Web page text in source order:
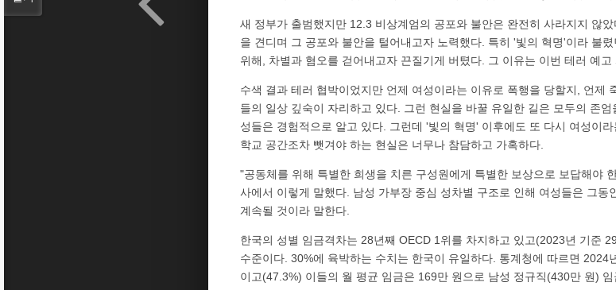
새 정부가 출범했지만 12.3 비상계엄의 공포와 불안은 완전히 사라지지 않
을 견디며 그 공포와 불안을 털어내고자 노력했다. 특히 '빛의 혁명'이라 불
위해, 차별과 혐오를 걷어내고자 끈질기게 버텼다. 그 이유는 이번 테러 예고
수색 결과 테러 협박이었지만 언제 여성이라는 이유로 폭행을 당할지, 언제
들의 일상 깊숙이 자리하고 있다. 그런 현실을 바꿀 유일한 길은 모두의 존
성들은 경험적으로 알고 있다. 그런데 '빛의 혁명' 이후에도 또 다시 여성이
학교 공간조차 뺏겨야 하는 현실은 너무나 참담하고 가혹하다.
"공동체를 위해 특별한 희생을 치른 구성원에게 특별한 보상으로 보답해야
사에서 이렇게 말했다. 남성 가부장 중심 성차별 구조로 인해 여성들은 그
계속될 것이라 말한다.
한국의 성별 임금격차는 28년째 OECD 1위를 차지하고 있고(2023년 기준
수준이다. 30%에 육박하는 수치는 한국이 유일하다. 통계청에 따르면 2024
이고(47.3%) 이들의 월 평균 임금은 169만 원으로 남성 정규직(430만 원) 임